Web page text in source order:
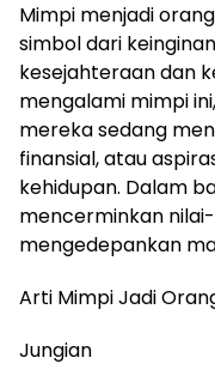
Mimpi menjadi
simbol dari
kesejahteraan dan
mengalami mimpi
mereka sedang
finansial, atau
kehidupan. Dalam
mencerminkan
mengedepankan
Arti Mimpi Jadi
Jungian